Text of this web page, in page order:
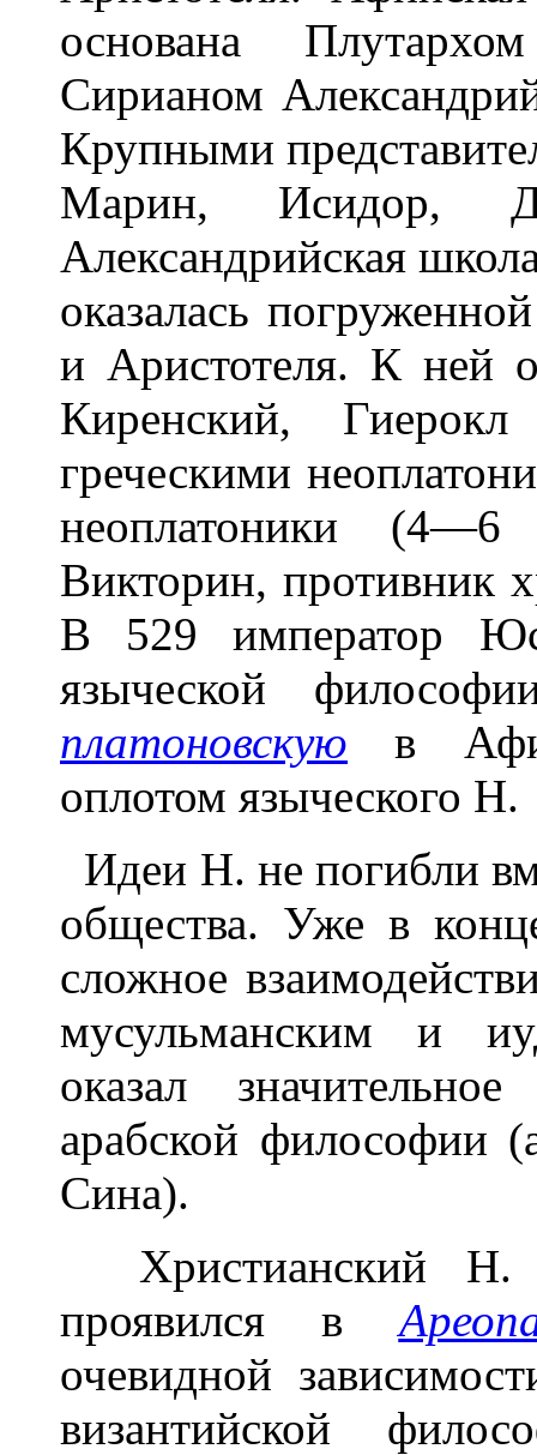
основана
Сирианом
Крупными
Марин, Исидор,
Александрийская
оказалась
и Аристотеля. К ней
Киренский,
греческими
неоплатоники
Викторин, противник
В 529 император
языческой
платоновскую в
оплотом языческого Н.
Идеи Н. не погибли
общества. Уже в
сложное
мусульманским и
оказал
арабской философии
Сина).
Христианский Н.
проявился в
очевидной
византийской